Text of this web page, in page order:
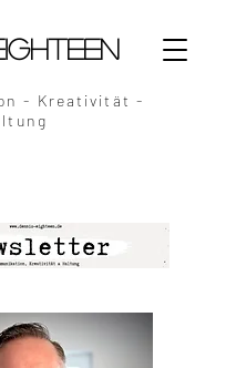
- Kreativität -